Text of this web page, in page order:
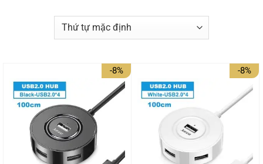
-8% -8%